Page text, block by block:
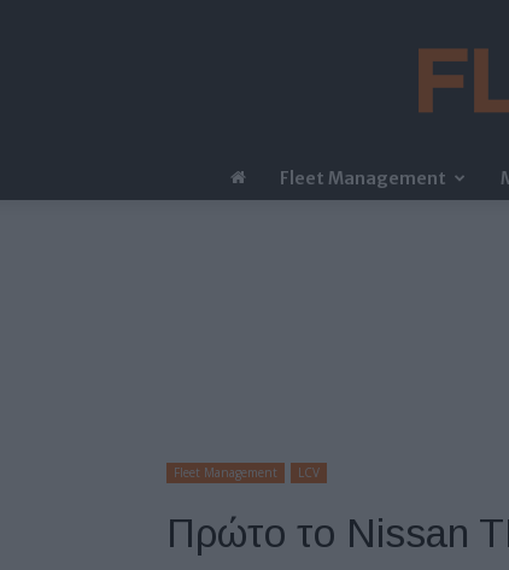
Fleet Management
Fleet Management LCV
Πρώτο το Nissan